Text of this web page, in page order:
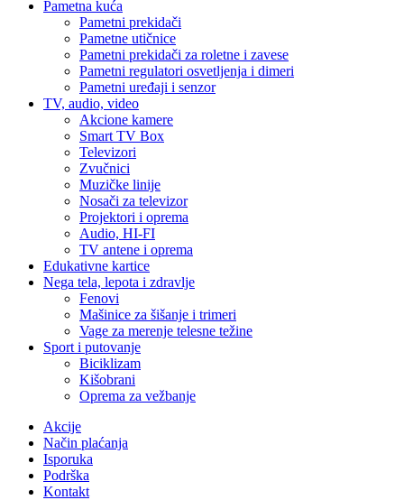
Pametna kuća
Pametni prekidači
Pametne utičnice
Pametni prekidači za roletne i zavese
Pametni regulatori osvetljenja i dimeri
Pametni uređaji i senzor
TV, audio, video
Akcione kamere
Smart TV Box
Televizori
Zvučnici
Muzičke linije
Nosači za televizor
Projektori i oprema
Audio, HI-FI
TV antene i oprema
Edukativne kartice
Nega tela, lepota i zdravlje
Fenovi
Mašinice za šišanje i trimeri
Vage za merenje telesne težine
Sport i putovanje
Biciklizam
Kišobrani
Oprema za vežbanje
Akcije
Način plaćanja
Isporuka
Podrška
Kontakt